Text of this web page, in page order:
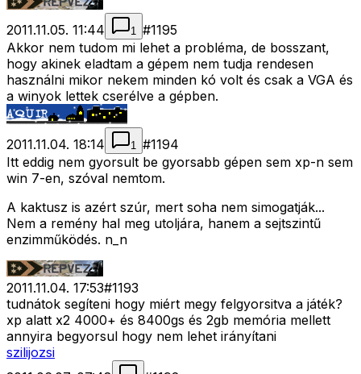
2011.11.05. 11:44 1 #1195
Akkor nem tudom mi lehet a probléma, de bosszant,
hogy akinek eladtam a gépem nem tudja rendesen
használni mikor nekem minden kó volt és csak a VGA és
a winyok lettek cserélve a gépben.
2011.11.04. 18:14 1 #1194
Itt eddig nem gyorsult be gyorsabb gépen sem xp-n sem
win 7-en, szóval nemtom.
A kaktusz is azért szúr, mert soha nem simogatják...
Nem a remény hal meg utoljára, hanem a sejtszintű
enzimműködés. n_n
2011.11.04. 17:53#1193
tudnátok segíteni hogy miért megy felgyorsitva a játék?
xp alatt x2 4000+ és 8400gs és 2gb memória mellett
annyira begyorsul hogy nem lehet irányítani
szilijozsi